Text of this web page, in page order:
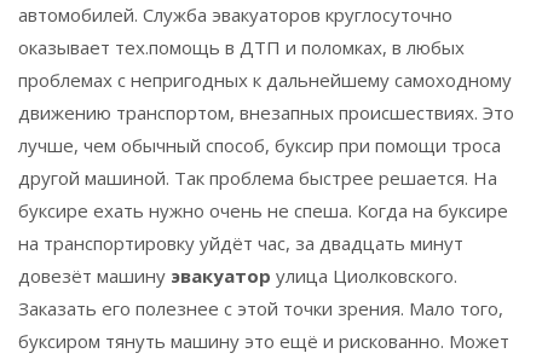
автомобилей. Служба эвакуаторов круглосуточно
оказывает тех.помощь в ДТП и поломках, в любых
проблемах с непригодных к дальнейшему самоходному
движению транспортом, внезапных происшествиях. Это
лучше, чем обычный способ, буксир при помощи троса
другой машиной. Так проблема быстрее решается. На
буксире ехать нужно очень не спеша. Когда на буксире
на транспортировку уйдёт час, за двадцать минут
довезёт машину эвакуатор улица Циолковского.
Заказать его полезнее с этой точки зрения. Мало того,
буксиром тянуть машину это ещё и рискованно. Может